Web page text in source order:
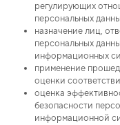
регулирующих
персональных
назначение лиц,
персональных
информационных
применение
оценки
оценка
безопасности
информационной